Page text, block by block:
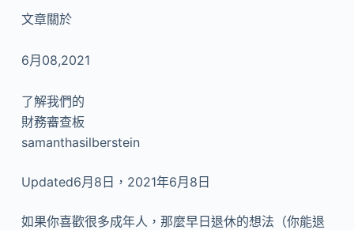
文章關於
6月08,2021
了解我們的
財務審查板
samanthasilberstein
Updated6月8日，2021年6月8日
如果你喜歡很多成年人，那麼早日退休的想法（你能退